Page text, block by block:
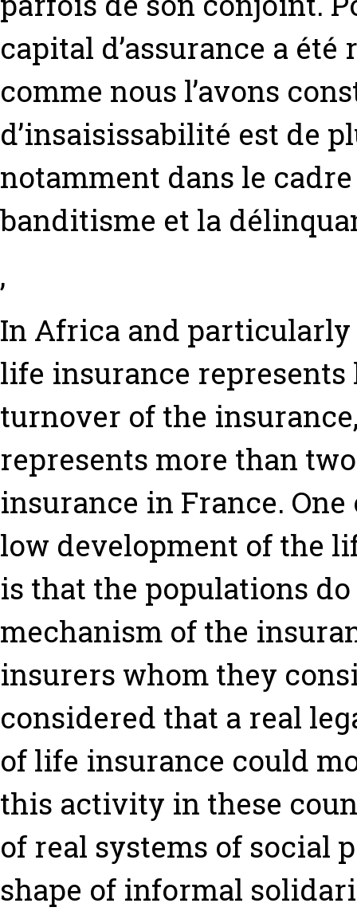
capital d’assurance a
comme nous l’avons
d’insaisissabilité est de
notamment dans le
banditisme et la
,
In Africa and particularly
life insurance
turnover of the
represents more than
insurance in France.
low development of the
is that the populations
mechanism of the
insurers whom they
considered that a real
of life insurance could
this activity in these
of real systems of social
shape of informal